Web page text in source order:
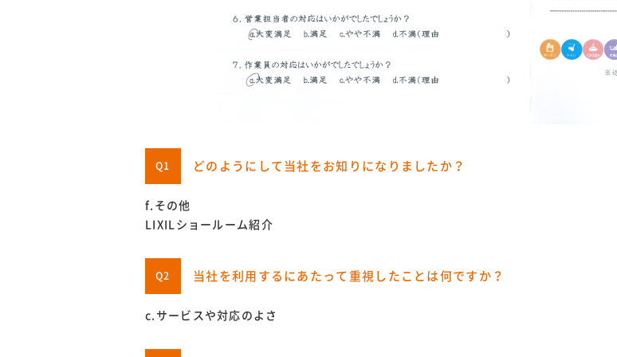
Q1 どのようにして当社をお知りになりましたか？
f.その他
LIXILショールーム紹介
Q2 当社を利用するにあたって重視したことは何ですか？
c.サービスや対応のよさ